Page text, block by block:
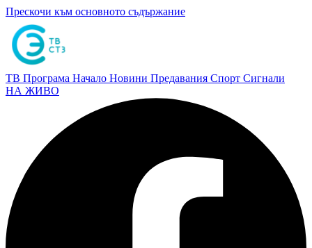
Прескочи към основното съдържание
ТВ Програма Начало Новини Предавания Спорт Сигнали
НА ЖИВО